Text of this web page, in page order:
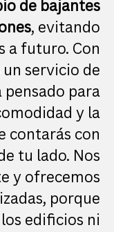
de bajantes
, evitando
a futuro. Con
servicio de
para
y la
contarás con
tu lado. Nos
y ofrecemos
porque
edificios ni